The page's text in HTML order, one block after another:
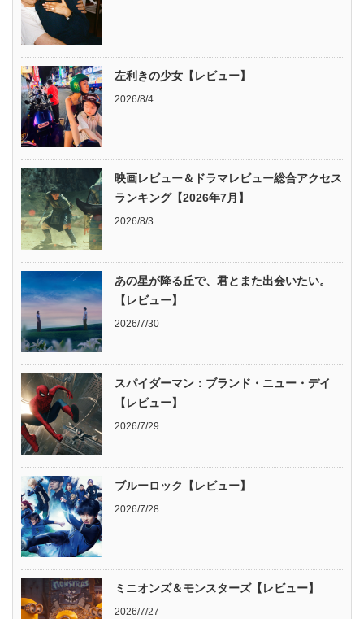
左利きの少女【レビュー】
2026/8/4
映画レビュー＆ドラマレビュー総合アクセス
ランキング【2026年7月】
2026/8/3
あの星が降る丘で、君とまた出会いたい。
【レビュー】
2026/7/30
スパイダーマン：ブランド・ニュー・デイ
【レビュー】
2026/7/29
ブルーロック【レビュー】
2026/7/28
ミニオンズ＆モンスターズ【レビュー】
2026/7/27